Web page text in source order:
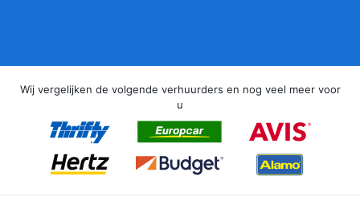
Wij vergelijken de volgende verhuurders en nog veel meer voor
u